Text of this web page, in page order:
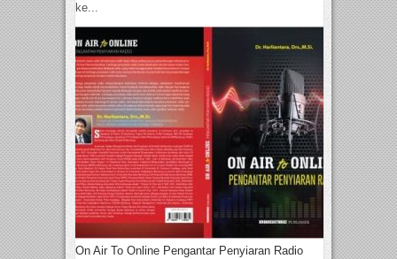
ke...
On Air To Online Pengantar Penyiaran Radio